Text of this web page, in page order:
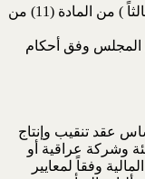
ثالثاً: التعأون مع الوزارة لتنفيذ أحكام البند ( ثالثاً ) من المادة (11) من
المجلس وفق أحكام
عقد تنقيب وإنتاج
وشركة عراقية أو
وفقاً لمعايير